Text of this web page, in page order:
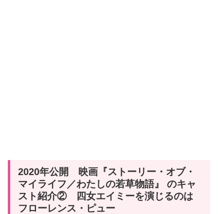
2020年公開 映画『ストーリー・オブ・
マイライフ／わたしの若草物語』 のキャ
スト紹介② 四女エイミーを演じるのは
フローレンス・ピュー